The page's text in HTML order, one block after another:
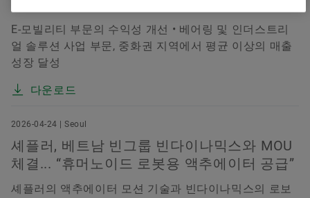
E-모빌리티 부문의 수익성 개선 • 베어링 및 인더스트리
얼 솔루션 사업 부문, 중화권 지역에서 평균 이상의 매출
성장 달성
다운로드
2026-04-24 | Seoul
셰플러, 베트남 빈그룹 빈다이나믹스와 MOU
체결... “휴머노이드 로봇용 액추에이터 공급”
셰플러의 액추에이터 모션 기술과 빈다이나믹스의 로보